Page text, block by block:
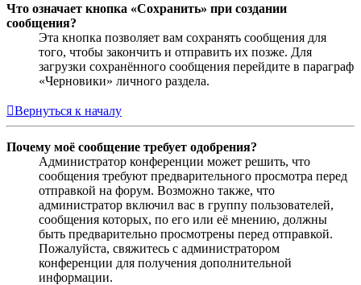
Что означает кнопка «Сохранить» при создании
сообщения?
Эта кнопка позволяет вам сохранять сообщения для
того, чтобы закончить и отправить их позже. Для
загрузки сохранённого сообщения перейдите в параграф
«Черновики» личного раздела.
Вернуться к началу
Почему моё сообщение требует одобрения?
Администратор конференции может решить, что
сообщения требуют предварительного просмотра перед
отправкой на форум. Возможно также, что
администратор включил вас в группу пользователей,
сообщения которых, по его или её мнению, должны
быть предварительно просмотрены перед отправкой.
Пожалуйста, свяжитесь с администратором
конференции для получения дополнительной
информации.